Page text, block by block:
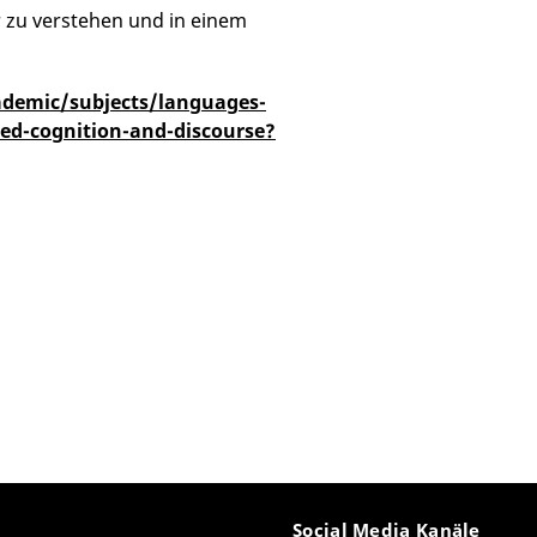
verstehen und in einem
subjects/languages-
cognition-and-discourse?
Social Media Kanäle